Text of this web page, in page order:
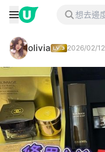
olivia 2026/02/12